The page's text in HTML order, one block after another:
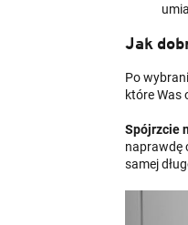
Jak
Po
które Was
Spójrzcie
naprawdę
samej